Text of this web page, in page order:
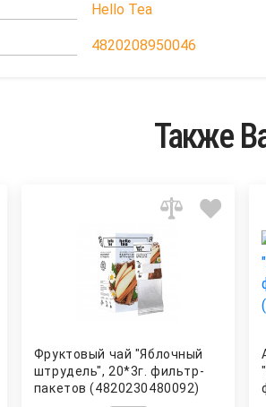
Hello Tea
4820208950046
Также
Фруктовый чай "Яблочный
штрудель", 20*3г. фильтр-
пакетов (4820230480092)